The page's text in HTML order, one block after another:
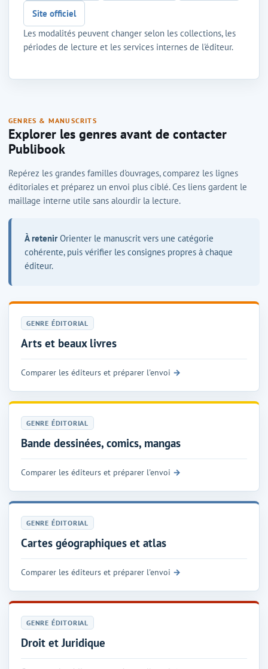
Site officiel
Les modalités peuvent changer selon les collections, les
périodes de lecture et les services internes de l'éditeur.
GENRES & MANUSCRITS
Explorer les genres avant de contacter
Publibook
Repérez les grandes familles d'ouvrages, comparez les lignes
éditoriales et préparez un envoi plus ciblé. Ces liens gardent le
maillage interne utile sans alourdir la lecture.
À retenir Orienter le manuscrit vers une catégorie
cohérente, puis vérifier les consignes propres à chaque
éditeur.
GENRE ÉDITORIAL
Arts et beaux livres
Comparer les éditeurs et préparer l'envoi
GENRE ÉDITORIAL
Bande dessinées, comics, mangas
Comparer les éditeurs et préparer l'envoi
GENRE ÉDITORIAL
Cartes géographiques et atlas
Comparer les éditeurs et préparer l'envoi
GENRE ÉDITORIAL
Droit et Juridique